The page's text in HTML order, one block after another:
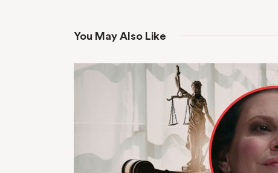
You May Also Like